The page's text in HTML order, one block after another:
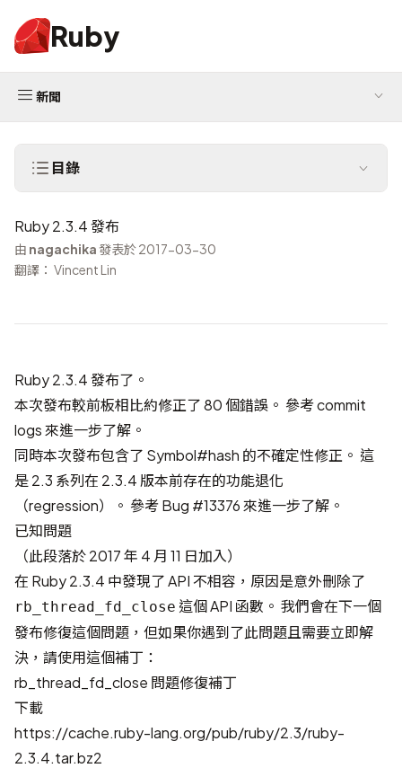
Ruby
新聞
目錄
Ruby 2.3.4 發布
由 nagachika發表於 2017-03-30
翻譯： Vincent Lin
Ruby 2.3.4 發布了。
本次發布較前板相比約修正了 80 個錯誤。 參考commit
logs來進一步了解。
同時本次發布包含了 Symbol#hash 的不確定性修正。 這
是 2.3 系列在 2.3.4 版本前存在的功能退化
（regression）。 參考Bug #13376來進一步了解。
已知問題
（此段落於 2017 年 4 月 11 日加入）
在 Ruby 2.3.4 中發現了 API 不相容，原因是意外刪除了
rb_thread_fd_close 這個 API 函數。 我們會在下一個
發布修復這個問題，但如果你遇到了此問題且需要立即解
決，請使用這個補丁：
rb_thread_fd_close 問題修復補丁
下載
https://cache.ruby-lang.org/pub/ruby/2.3/ruby-
2.3.4.tar.bz2